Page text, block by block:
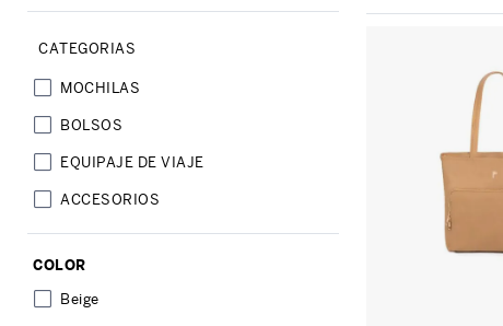
MOCHILAS
BOLSOS
EQUIPAJE DE VIAJE
ACCESORIOS
COLOR
Beige